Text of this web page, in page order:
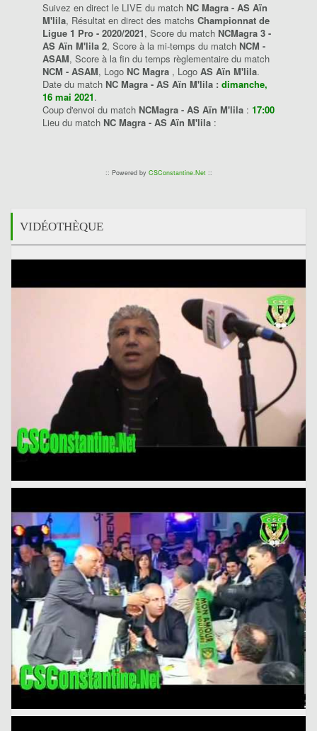
Suivez en direct le LIVE du match NC Magra - AS Aïn
M'lila, Résultat en direct des matchs Championnat de
Ligue 1 Pro - 2020/2021, Score du match NCMagra 3 -
AS Aïn M'lila 2, Score à la mi-temps du match NCM -
ASAM, Score à la fin du temps règlementaire du match
NCM - ASAM, Logo NC Magra , Logo AS Aïn M'lila.
Date du match NC Magra - AS Aïn M'lila : dimanche,
16 mai 2021.
Coup d'envoi du match NCMagra - AS Aïn M'lila : 17:00
Lieu du match NC Magra - AS Aïn M'lila :
:: Powered by CSConstantine.Net::
VIDÉOTHÈQUE